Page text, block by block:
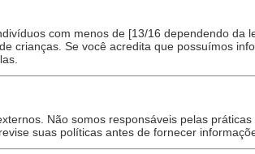
com menos de [13/16 dependendo da
crianças. Se você acredita que possuímos
Não somos responsáveis pelas
suas políticas antes de fornecer